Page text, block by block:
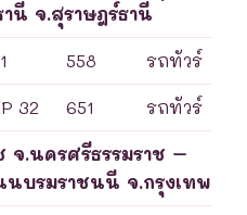
นี จ.สุราษฎร์ธานี
558 รถทัวร์
32 651 รถทัวร์
จ.นครศรีธรรมราช –
นบรมราชนนี จ.กรุงเทพ